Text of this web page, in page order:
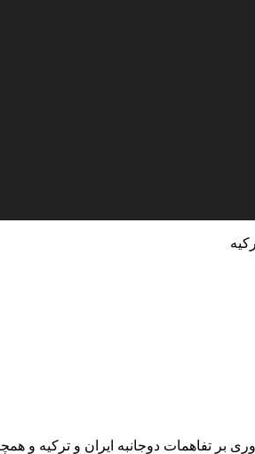
بر تفاهمات دوجانبه ایران و ترکیه